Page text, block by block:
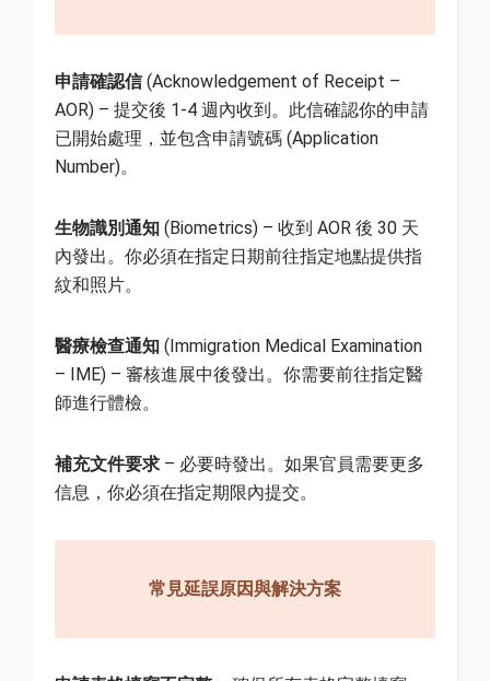
申請確認信(Acknowledgement of Receipt –
AOR) – 提交後 1-4 週內收到。此信確認你的申請
已開始處理，並包含申請號碼 (Application
Number)。
生物識別通知 (Biometrics) – 收到 AOR 後 30 天
內發出。你必須在指定日期前往指定地點提供指
紋和照片。
醫療檢查通知 (Immigration Medical Examination
– IME) – 審核進展中後發出。你需要前往指定醫
師進行體檢。
補充文件要求 – 必要時發出。如果官員需要更多
信息，你必須在指定期限內提交。
常見延誤原因與解決方案